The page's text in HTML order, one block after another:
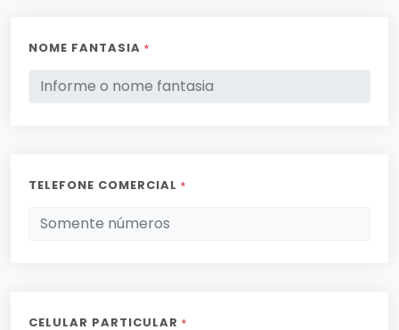
NOME FANTASIA *
TELEFONE COMERCIAL *
CELULAR PARTICULAR *